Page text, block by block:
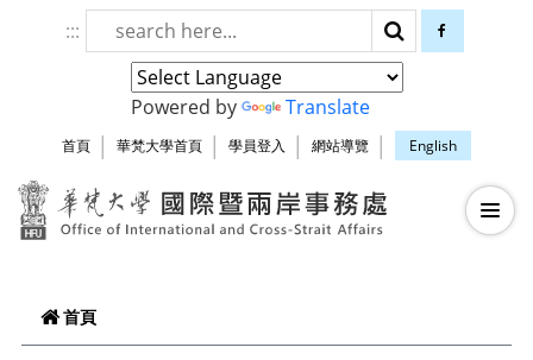
跳到頁面主要內容區
::: 搜尋 facebook
Powered by Translate
首頁 華梵大學首頁 學員登入 網站導覽 English
華梵大學智慧
—
—
—
首頁